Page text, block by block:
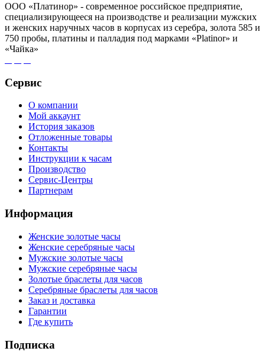
ООО «Платинор» - современное российское предприятие,
специализирующееся на производстве и реализации мужских
и женских наручных часов в корпусах из серебра, золота 585 и
750 пробы, платины и палладия под марками «Platinor» и
«Чайка»
Сервис
О компании
Мой аккаунт
История заказов
Отложенные товары
Контакты
Инструкции к часам
Производство
Сервис-Центры
Партнерам
Информация
Женские золотые часы
Женские серебряные часы
Мужские золотые часы
Мужские серебряные часы
Золотые браслеты для часов
Серебряные браслеты для часов
Заказ и доставка
Гарантии
Где купить
Подписка